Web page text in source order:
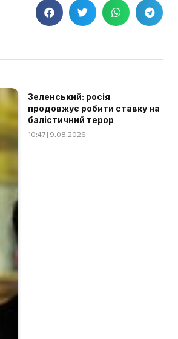
Зеленський: росія
продовжує робити ставку на
балістичний терор
10:47 | 9.08.2026